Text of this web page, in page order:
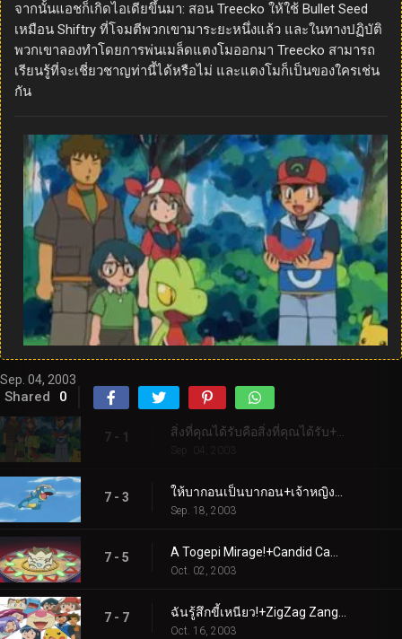
จากนั้นแอชก็เกิดไอเดียขึ้นมา: สอน Treecko ให้ใช้ Bullet Seed
เหมือน Shiftry ที่โจมตีพวกเขามาระยะหนึ่งแล้ว และในทางปฏิบัติ
พวกเขาลองทำโดยการพ่นเมล็ดแตงโมออกมา Treecko สามารถ
เรียนรู้ที่จะเชี่ยวชาญท่านี้ได้หรือไม่ และแตงโมก็เป็นของใครเช่น
กัน
Sep. 04, 2003
Shared 0
7 - 1
Sep. 04, 2003
7 - 3
Sep. 18, 2003
7 - 5
Oct. 02, 2003
7 - 7
Oct. 16, 2003